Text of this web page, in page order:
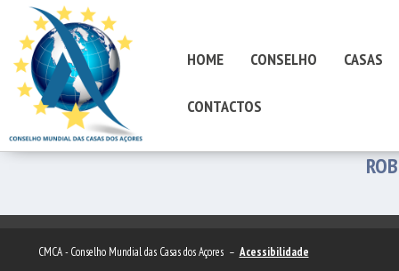
HOME CONSELHO CASAS
CONTACTOS
CMCA - Conselho Mundial das Casas dos Açores – Acessibilidade